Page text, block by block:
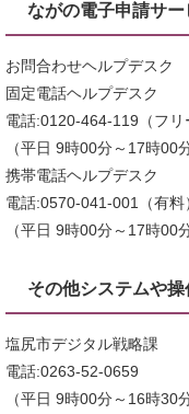
ながの電子申請サ
お問合わせヘルプデスク
固定電話ヘルプデスク
電話:0120-464-119（フリ
（平日 9時00分～17時00
携帯電話ヘルプデスク
電話:0570-041-001（有料
（平日 9時00分～17時00
その他システムや
塩尻市デジタル戦略課
電話:0263-52-0659
（平日 9時00分～16時30